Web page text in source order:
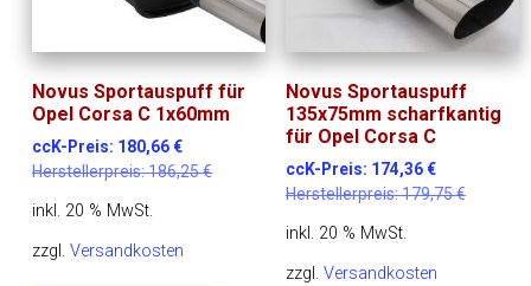
Novus Sportauspuff für
Opel Corsa C 1x60mm
ccK-Preis: 180,66€
Herstellerpreis:186,25€
inkl. 20 % MwSt.
zzgl.Versandkosten
Novus Sportauspuff
135x75mm scharfkantig
für Opel Corsa C
ccK-Preis: 174,36€
Herstellerpreis:179,75€
inkl. 20 % MwSt.
zzgl. Versandkosten